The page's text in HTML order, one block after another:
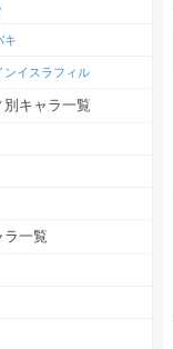
キ
ンイスラフィル
別キャラ一覧
ラ一覧